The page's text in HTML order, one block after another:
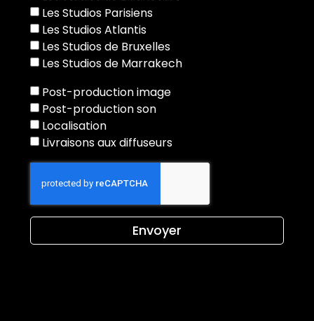
Les Studios Parisiens
Les Studios Atlantis
Les Studios de Bruxelles
Les Studios de Marrakech
Post-production image
Post-production son
Localisation
Livraisons aux diffuseurs
Envoyer